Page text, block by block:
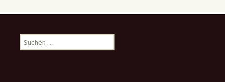
Suchen
nach: